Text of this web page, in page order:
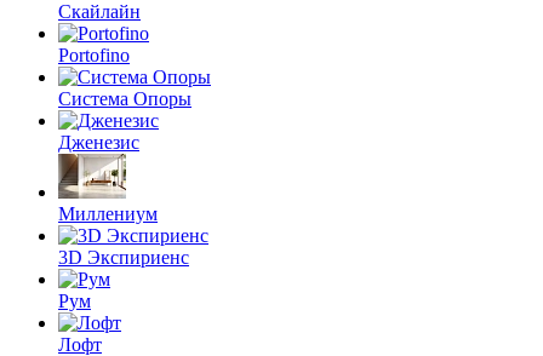
Скайлайн
Portofino
Система Опоры
Дженезис
Миллениум
3D Экспириенс
Рум
Лофт